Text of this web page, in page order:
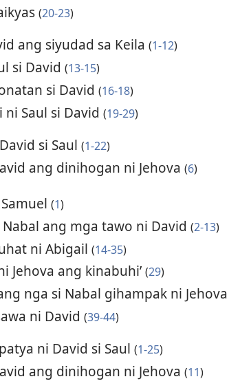
(20-23)
ang siyudad sa Keila (1-12)
si David (13-15)
si David (16-18)
Saul si David (19-29)
si Saul (1-22)
ang dinihogan ni Jehova(6)
(1)
ang mga tawo ni David (2-13)
ni Abigail (14-35)
Jehova ang kinabuhi’(29)
nga si Nabal gihampak ni Jehova
ni David (39-44)
ni David si Saul (1-25)
ang dinihogan ni Jehova(11)